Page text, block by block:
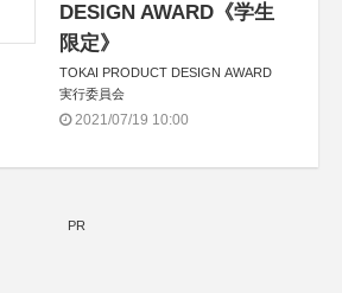
DESIGN AWARD《学生
限定》
TOKAI PRODUCT DESIGN AWARD
実行委員会
2021/07/19 10:00
PR